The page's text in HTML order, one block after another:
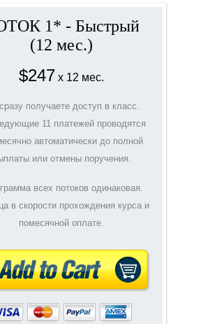
1* - Быстрый
(12 мес.)
$247 x 12 мес.
получаете доступ в класс.
11 платежей проводятся
автоматически до полной
или отмены поручения.
всех потоков одинаковая.
в скорости прохождения курса и
помесячной оплате.